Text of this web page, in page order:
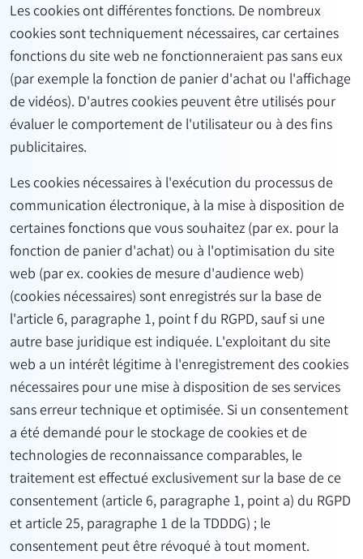
Les cookies ont différentes fonctions. De nombreux
cookies sont techniquement nécessaires, car certaines
fonctions du site web ne fonctionneraient pas sans eux
(par exemple la fonction de panier d'achat ou l'affichage
de vidéos). D'autres cookies peuvent être utilisés pour
évaluer le comportement de l'utilisateur ou à des fins
publicitaires.
Les cookies nécessaires à l'exécution du processus de
communication électronique, à la mise à disposition de
certaines fonctions que vous souhaitez (par ex. pour la
fonction de panier d'achat) ou à l'optimisation du site
web (par ex. cookies de mesure d'audience web)
(cookies nécessaires) sont enregistrés sur la base de
l'article 6, paragraphe 1, point f du RGPD, sauf si une
autre base juridique est indiquée. L'exploitant du site
web a un intérêt légitime à l'enregistrement des cookies
nécessaires pour une mise à disposition de ses services
sans erreur technique et optimisée. Si un consentement
a été demandé pour le stockage de cookies et de
technologies de reconnaissance comparables, le
traitement est effectué exclusivement sur la base de ce
consentement (article 6, paragraphe 1, point a) du RGPD
et article 25, paragraphe 1 de la TDDDG) ; le
consentement peut être révoqué à tout moment.